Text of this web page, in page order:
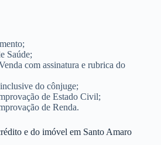
Saúde;
com assinatura e rubrica do
do cônjuge;
de Estado Civil;
de Renda.
e do imóvel em Santo Amaro